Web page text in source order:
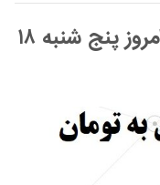
قیمت بیت کوین به تومان امروز پنج شنبه ۱۸